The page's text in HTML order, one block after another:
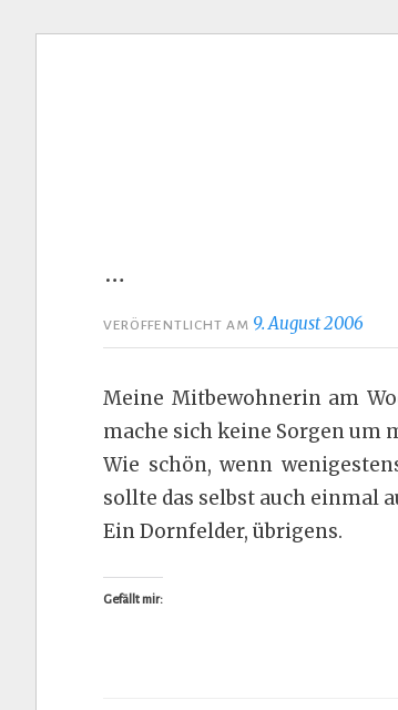
…
VERÖFFENTLICHT AM 9. August 2006
Meine Mitbewohnerin am
mache sich keine Sorgen um
Wie schön, wenn
sollte das selbst auch einmal
Ein Dornfelder, übrigens.
Gefällt mir: